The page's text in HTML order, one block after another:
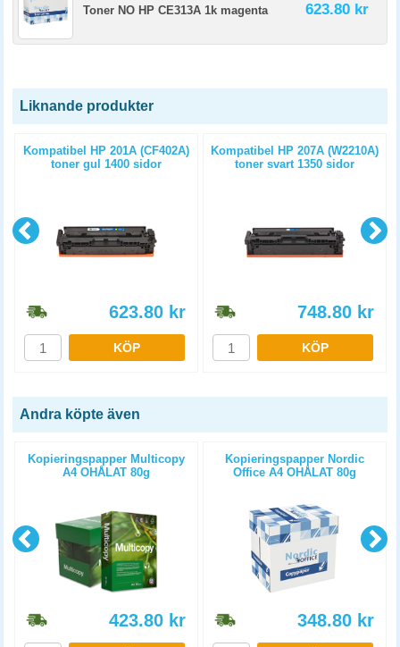
Toner NO HP CE313A 1k magenta 623.80 kr
Liknande produkter
Kompatibel HP 201A (CF402A)
toner gul 1400 sidor
623.80 kr
KÖP
Kompatibel HP 207A (W2210A)
toner svart 1350 sidor
748.80 kr
KÖP
Andra köpte även
Kopieringspapper Multicopy
A4 OHÅLAT 80g
423.80 kr
Kopieringspapper Nordic
Office A4 OHÅLAT 80g
348.80 kr